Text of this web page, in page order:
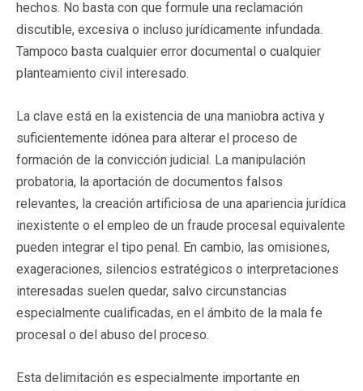
hechos. No basta con que formule una reclamación
discutible, excesiva o incluso jurídicamente infundada.
Tampoco basta cualquier error documental o cualquier
planteamiento civil interesado.
La clave está en la existencia de una maniobra activa y
suficientemente idónea para alterar el proceso de
formación de la convicción judicial. La manipulación
probatoria, la aportación de documentos falsos
relevantes, la creación artificiosa de una apariencia jurídica
inexistente o el empleo de un fraude procesal equivalente
pueden integrar el tipo penal. En cambio, las omisiones,
exageraciones, silencios estratégicos o interpretaciones
interesadas suelen quedar, salvo circunstancias
especialmente cualificadas, en el ámbito de la mala fe
procesal o del abuso del proceso.
Esta delimitación es especialmente importante en